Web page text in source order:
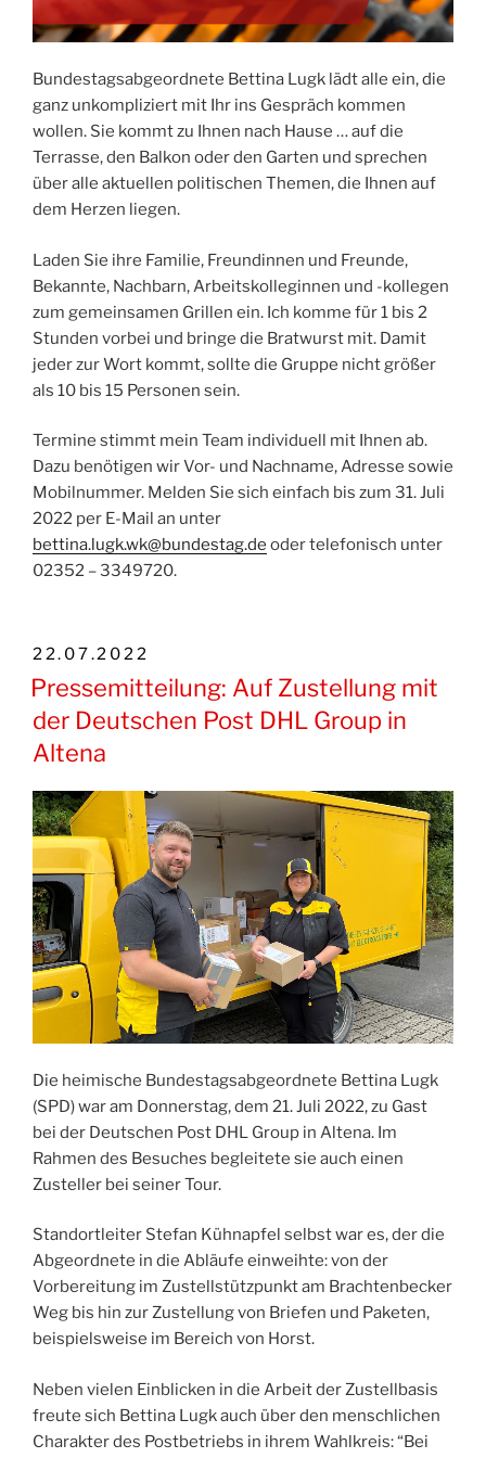
Bundestagsabgeordnete Bettina Lugk lädt alle ein, die
ganz unkompliziert mit Ihr ins Gespräch kommen
wollen. Sie kommt zu Ihnen nach Hause … auf die
Terrasse, den Balkon oder den Garten und sprechen
über alle aktuellen politischen Themen, die Ihnen auf
dem Herzen liegen.
Laden Sie ihre Familie, Freundinnen und Freunde,
Bekannte, Nachbarn, Arbeitskolleginnen und -kollegen
zum gemeinsamen Grillen ein. Ich komme für 1 bis 2
Stunden vorbei und bringe die Bratwurst mit. Damit
jeder zur Wort kommt, sollte die Gruppe nicht größer
als 10 bis 15 Personen sein.
Termine stimmt mein Team individuell mit Ihnen ab.
Dazu benötigen wir Vor- und Nachname, Adresse sowie
Mobilnummer. Melden Sie sich einfach bis zum 31. Juli
2022 per E-Mail an unter
bettina.lugk.wk@bundestag.de oder telefonisch unter
02352 – 3349720.
VERÖFFENTLICHT
AM
22.07.2022
Pressemitteilung: Auf Zustellung mit
der Deutschen Post DHL Group in
Altena
Die heimische Bundestagsabgeordnete Bettina Lugk
(SPD) war am Donnerstag, dem 21. Juli 2022, zu Gast
bei der Deutschen Post DHL Group in Altena. Im
Rahmen des Besuches begleitete sie auch einen
Zusteller bei seiner Tour.
Standortleiter Stefan Kühnapfel selbst war es, der die
Abgeordnete in die Abläufe einweihte: von der
Vorbereitung im Zustellstützpunkt am Brachtenbecker
Weg bis hin zur Zustellung von Briefen und Paketen,
beispielsweise im Bereich von Horst.
Neben vielen Einblicken in die Arbeit der Zustellbasis
freute sich Bettina Lugk auch über den menschlichen
Charakter des Postbetriebs in ihrem Wahlkreis: “Bei